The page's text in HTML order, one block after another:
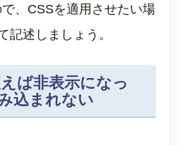
、CSSを適用させたい場
記述しましょう。
ば非表示になっ
込まれない